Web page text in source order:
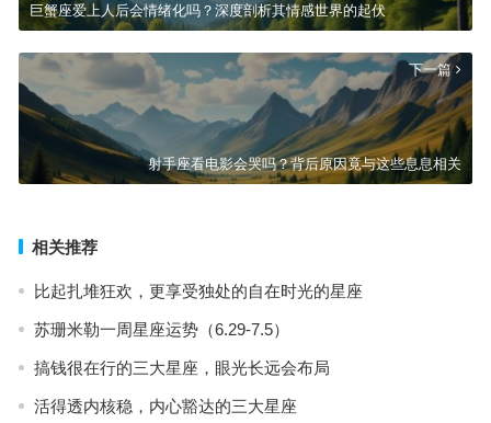
巨蟹座爱上人后会情绪化吗？深度剖析其情感世界的起伏
下一篇
射手座看电影会哭吗？背后原因竟与这些息息相关
相关推荐
比起扎堆狂欢，更享受独处的自在时光的星座
苏珊米勒一周星座运势（6.29-7.5）
搞钱很在行的三大星座，眼光长远会布局
活得透内核稳，内心豁达的三大星座